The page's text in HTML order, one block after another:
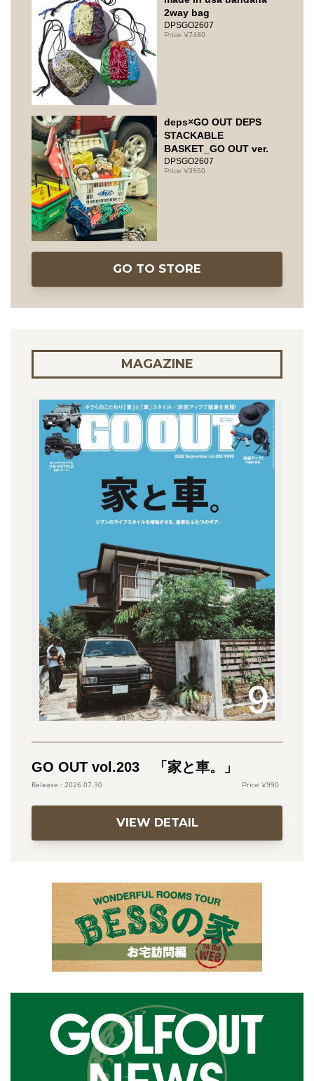
2way bag
DPSGO2607
7480
deps×GO OUT DEPS
STACKABLE
BASKET_GO OUT ver.
DPSGO2607
3950
GO TO STORE
MAGAZINE
GO OUT vol.203 「家と車。」
2026.07.30 990
VIEW DETAIL